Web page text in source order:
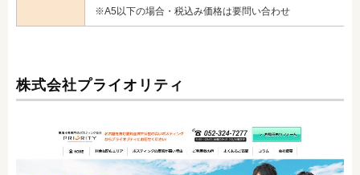
※A5以下の場合・税込み価格は要問い合わせ
株式会社プライオリティ